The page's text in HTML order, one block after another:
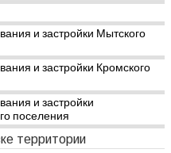
и застройки Мытского
и застройки Кромского
и застройки
поселения
территории